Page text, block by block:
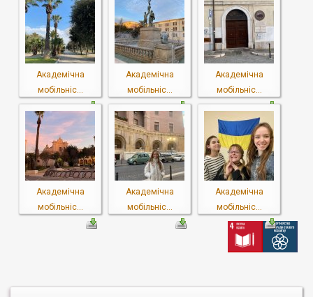
Академічна
мобільніс...
Академічна
мобільніс...
Академічна
мобільніс...
Академічна
мобільніс...
Академічна
мобільніс...
Академічна
мобільніс...